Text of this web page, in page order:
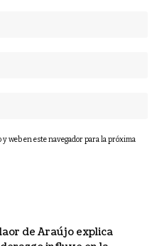
web en este navegador para la próxima
de Araújo explica